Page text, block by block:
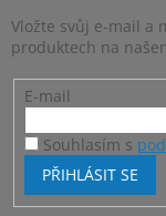
Vložte svůj e-mail a
produktech na
E-mail
Souhlasím s
PŘIHLÁSIT SE